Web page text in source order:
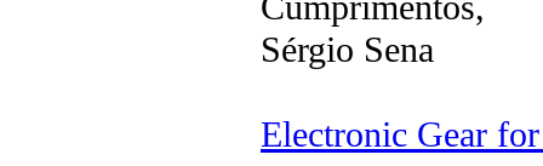
Sérgio Sena
Electronic Gear